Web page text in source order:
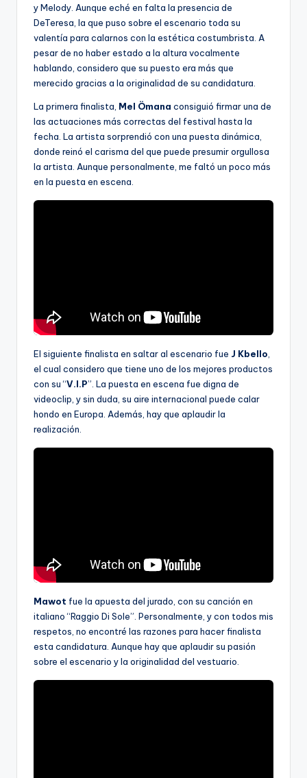
y Melody. Aunque eché en falta la presencia de
DeTeresa, la que puso sobre el escenario toda su
valentía para calarnos con la estética costumbrista. A
pesar de no haber estado a la altura vocalmente
hablando, considero que su puesto era más que
merecido gracias a la originalidad de su candidatura.
La primera finalista, Mel Ömana consiguió firmar una de
las actuaciones más correctas del festival hasta la
fecha. La artista sorprendió con una puesta dinámica,
donde reinó el carisma del que puede presumir orgullosa
la artista. Aunque personalmente, me faltó un poco más
en la puesta en escena.
El siguiente finalista en saltar al escenario fue J Kbello
el cual considero que tiene uno de los mejores productos
con su “V.I.P”. La puesta en escena fue digna de
videoclip, y sin duda, su aire internacional puede calar
hondo en Europa. Además, hay que aplaudir la
realización.
Mawot fue la apuesta del jurado, con su canción en
italiano “Raggio Di Sole”. Personalmente, y con todos mis
respetos, no encontré las razones para hacer finalista
esta candidatura. Aunque hay que aplaudir su pasión
sobre el escenario y la originalidad del vestuario.